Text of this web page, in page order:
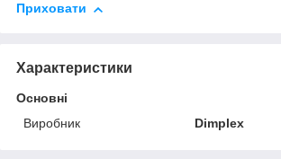
Приховати
Характеристики
Основні
Виробник
Dimplex